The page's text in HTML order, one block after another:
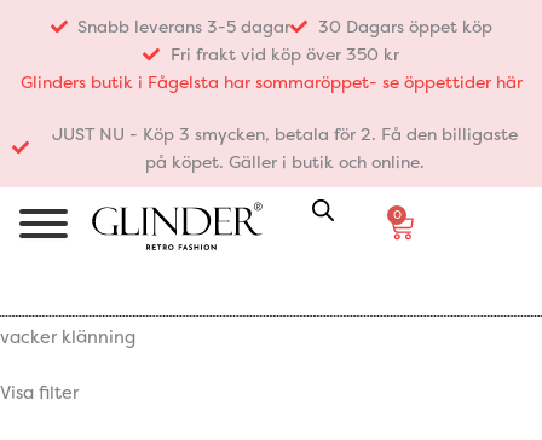
innehåll
Snabb leverans 3-5 dagar
30 Dagars öppet köp
Fri frakt vid köp över 350 kr
Glinders butik i Fågelsta har sommaröppet- se öppettider här
JUST NU - Köp 3 smycken, betala för 2. Få den billigaste
på köpet. Gäller i butik och online.
0
Varukorg
vacker klänning
Visa filter